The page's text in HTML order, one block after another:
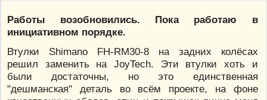
Работы возобновились. Пока работаю в
инициативном порядке.
Втулки Shimano FH-RM30-8 на задних колёсах
решил заменить на JoyTech. Эти втулки хоть и
были достаточны, но это единственная
"дешманская" деталь во всём проекте, на фоне